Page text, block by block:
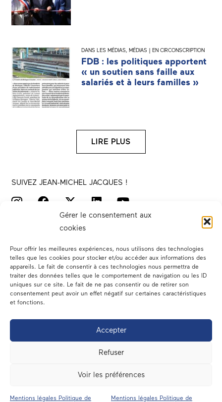
Gérer le consentement aux
cookies
Pour offrir les meilleures expériences, nous utilisons des technologies
telles que les cookies pour stocker et/ou accéder aux informations des
appareils. Le fait de consentir à ces technologies nous permettra de
traiter des données telles que le comportement de navigation ou les ID
uniques sur ce site. Le fait de ne pas consentir ou de retirer son
consentement peut avoir un effet négatif sur certaines caractéristiques
et fonctions.
Accepter
Refuser
Voir les préférences
Mentions légales Politique de Mentions légales Politique de
DANS LES MÉDIAS, MÉDIAS | EN CIRCONSCRIPTION
FDB : les politiques apportent
« un soutien sans faille aux
salariés et à leurs familles »
LIRE PLUS
SUIVEZ JEAN-MICHEL JACQUES !
Votre député
Dans les médias
En circonscription
A l’assemblée
Contact